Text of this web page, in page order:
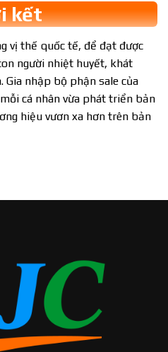
kết
vị thế quốc tế, để đạt được
người nhiệt huyết, khát
Gia nhập bộ phận sale của
cá nhân vừa phát triển bản
hiệu vươn xa hơn trên bản